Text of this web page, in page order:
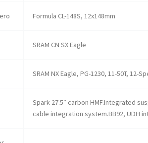
Formula CL-148S, 12x148mm
SRAM CN SX Eagle
SRAM NX Eagle, PG-1230, 11-50T, 12-
Spark 27.5″ carbon HMF.Integrated
cable integration system.BB92, UDH